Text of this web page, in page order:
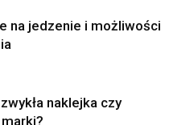
na jedzenie i możliwości
naklejka czy